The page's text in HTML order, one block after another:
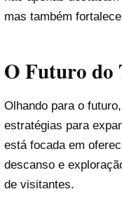
mas também
O Futuro do
Olhando para o
estratégias para
está focada em
descanso e
de visitantes.